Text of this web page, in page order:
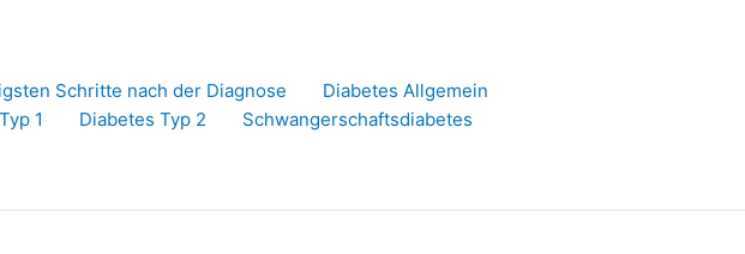
Schritte nach der Diagnose
Diabetes Allgemein
1
Diabetes Typ 2 Schwangerschaftsdiabetes